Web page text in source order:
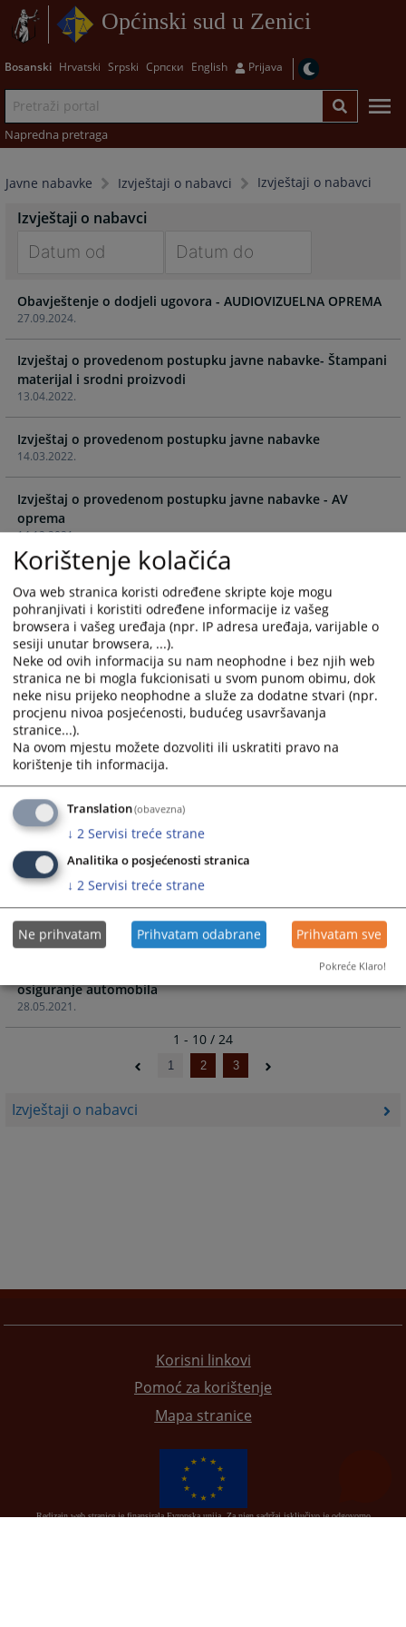
Općinski sud u Zenici
Bosanski Hrvatski Srpski Српски English Prijava
Napredna pretraga
Javne nabavke Izvještaji o nabavci Izvještaji o nabavci
Izvještaji o nabavci
Izvještaji o nabavci
forward
to
interact
with
the
calendar
and
select
a
date.
Press
the
mark
to
get
the
keyboard
shortcuts
for
changing
dates.
forward
interact
with
the
and
select
date.
Press
mark
to
get
the
keyboard
shortcuts
for
changing
dates.
27.09.2024.
Obavještenje o dodjeli ugovora - AUDIOVIZUELNA OPREMA
13.04.2022.
Izvještaj o provedenom postupku javne nabavke- Štampani
materijal i srodni proizvodi
14.03.2022.
Izvještaj o provedenom postupku javne nabavke
14.12.2021.
Izvještaj o provedenom postupku javne nabavke - AV
oprema
03.12.2021.
Izvještaj o provedenom postupku javne nabavke -
Kancelarijski materijal
24.11.2021.
Izvještaj o provedenom postupku javne nabavke - sanacija
fasade zgrade
17.11.2021.
Izvještaj o provedenom postupku javne nabavke -
osiguranje vozila
10.11.2021.
Izvještaj o provedenom postupku javne nabavke -
elektroinstalacije
19.10.2021.
Izvještaj o provedenom postupku javne nabavke - Servis
AV opreme
28.05.2021.
Izvještaj o provedenom postupku javne nabavke -
osiguranje automobila
1 - 10 / 24
1 2 3
Korisni linkovi
Pomoć za korištenje
Mapa stranice
Redizajn web stranice je finansirala Evropska unija. Za njen sadržaj isključivo je odgovorno
Korištenje kolačića
Ova web stranica koristi određene skripte koje mogu
pohranjivati i koristiti određene informacije iz vašeg
browsera i vašeg uređaja (npr. IP adresa uređaja, varijable o
sesiji unutar browsera, ...).
Neke od ovih informacija su nam neophodne i bez njih web
stranica ne bi mogla fukcionisati u svom punom obimu, dok
neke nisu prijeko neophodne a služe za dodatne stvari (npr.
procjenu nivoa posjećenosti, budućeg usavršavanja
stranice...).
Na ovom mjestu možete dozvoliti ili uskratiti pravo na
korištenje tih informacija.
Translation(obavezna)
↓ 2 Servisi treće strane
Analitika o posjećenosti stranica
↓ 2 Servisi treće strane
Ne prihvatam Prihvatam odabrane Prihvatam sve
Pokreće Klaro!